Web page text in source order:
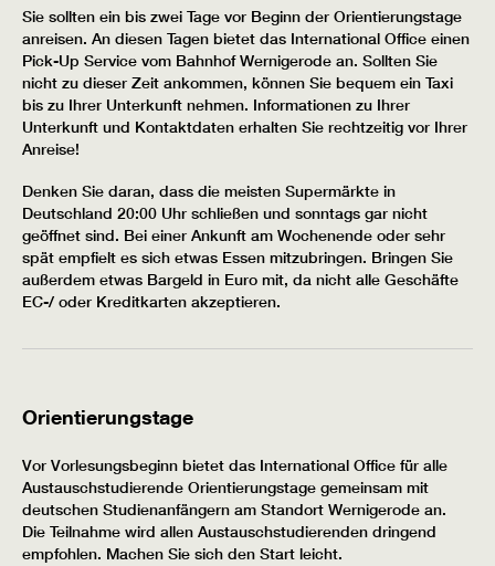
Sie sollten ein bis zwei Tage vor Beginn der Orientierungstage
anreisen. An diesen Tagen bietet das International Office einen
Pick-Up Service vom Bahnhof Wernigerode an. Sollten Sie
nicht zu dieser Zeit ankommen, können Sie bequem ein Taxi
bis zu Ihrer Unterkunft nehmen. Informationen zu Ihrer
Unterkunft und Kontaktdaten erhalten Sie rechtzeitig vor Ihrer
Anreise!
Denken Sie daran, dass die meisten Supermärkte in
Deutschland 20:00 Uhr schließen und sonntags gar nicht
geöffnet sind. Bei einer Ankunft am Wochenende oder sehr
spät empfielt es sich etwas Essen mitzubringen. Bringen Sie
außerdem etwas Bargeld in Euro mit, da nicht alle Geschäfte
EC-/ oder Kreditkarten akzeptieren.
Orientierungstage
Vor Vorlesungsbeginn bietet das International Office für alle
Austauschstudierende Orientierungstage gemeinsam mit
deutschen Studienanfängern am Standort Wernigerode an.
Die Teilnahme wird allen Austauschstudierenden dringend
empfohlen. Machen Sie sich den Start leicht.